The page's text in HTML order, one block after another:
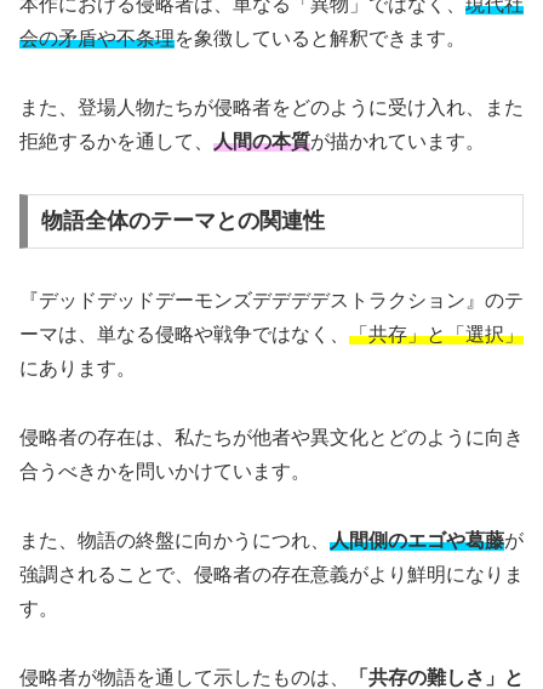
本作における侵略者は、単なる「異物」ではなく、 現代社
会の矛盾や不条理を象徴していると解釈できます。
また、登場人物たちが侵略者をどのように受け入れ、また
拒絶するかを通して、 人間の本質が描かれています。
物語全体のテーマとの関連性
『デッドデッドデーモンズデデデデストラクション』のテ
ーマは、単なる侵略や戦争ではなく、 「共存」と「選択」
にあります。
侵略者の存在は、私たちが他者や異文化とどのように向き
合うべきかを問いかけています。
また、物語の終盤に向かうにつれ、 人間側のエゴや葛藤が
強調されることで、侵略者の存在意義がより鮮明になりま
す。
侵略者が物語を通して示したものは、
「共存の難しさ」と